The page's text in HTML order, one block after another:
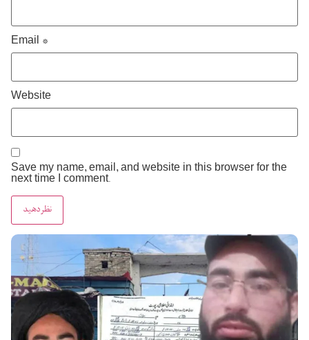
Email *
Website
Save my name, email, and website in this browser for the
next time I comment.